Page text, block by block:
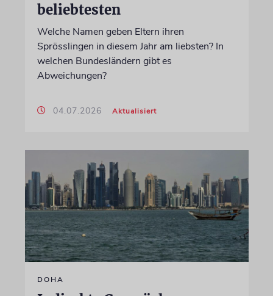
beliebtesten
Welche Namen geben Eltern ihren
Sprösslingen in diesem Jahr am liebsten? In
welchen Bundesländern gibt es
Abweichungen?
04.07.2026 Aktualisiert
DOHA